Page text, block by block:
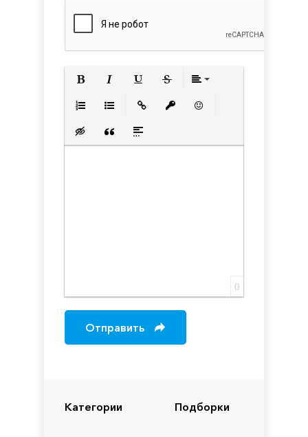
Категории Подборки
Вставка скрытого текста
Вставка цитаты
Вставка спойлера
0
Отправить